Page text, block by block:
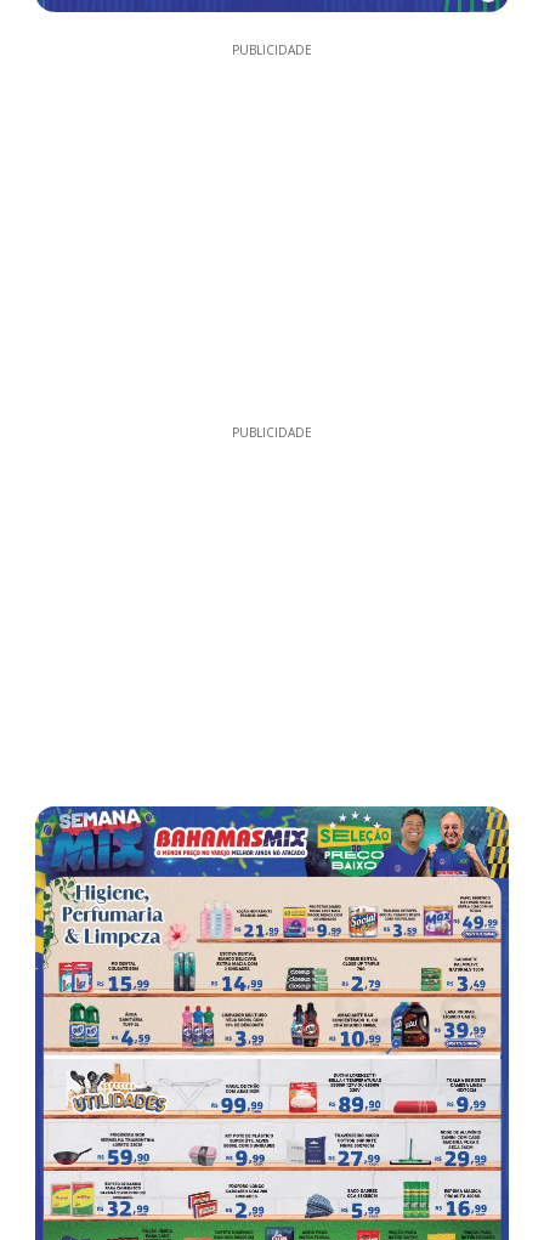
PUBLICIDADE
PUBLICIDADE